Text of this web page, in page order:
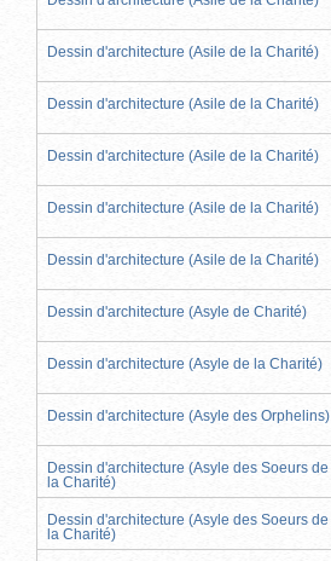
Dessin d'architecture (Asile de la Charité)
Dessin d'architecture (Asile de la Charité)
Dessin d'architecture (Asile de la Charité)
Dessin d'architecture (Asile de la Charité)
Dessin d'architecture (Asile de la Charité)
Dessin d'architecture (Asyle de Charité)
Dessin d'architecture (Asyle de la Charité)
Dessin d'architecture (Asyle des Orphelins)
Dessin d'architecture (Asyle des Soeurs de
la Charité)
Dessin d'architecture (Asyle des Soeurs de
la Charité)